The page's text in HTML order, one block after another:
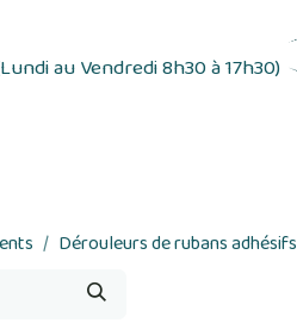
au Vendredi 8h30 à 17h30)
Dérouleurs de rubans adhésifs